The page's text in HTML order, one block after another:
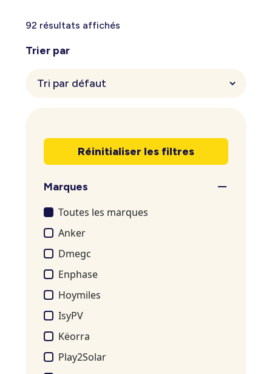
92 résultats affichés
Trier par
Réinitialiser les filtres
Marques
Toutes les marques
Anker
Dmegc
Enphase
Hoymiles
IsyPV
Këorra
Play2Solar